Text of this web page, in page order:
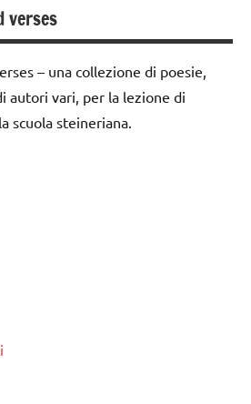
verses
– una collezione di poesie,
autori vari, per la lezione di
scuola steineriana.